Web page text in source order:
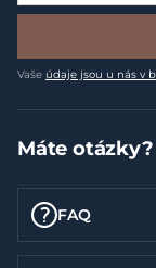
Vaše údaje jsou u nás v
Máte
FAQ